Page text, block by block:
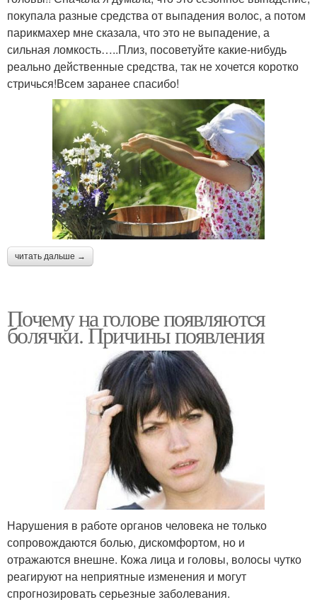
покупала разные средства от выпадения волос, а потом
парикмахер мне сказала, что это не выпадение, а
сильная ломкость…..Плиз, посоветуйте какие-нибудь
реально действенные средства, так не хочется коротко
стричься!Всем заранее спасибо!
читать дальше →
Почему на голове появляются
болячки. Причины появления
Нарушения в работе органов человека не только
сопровождаются болью, дискомфортом, но и
отражаются внешне. Кожа лица и головы, волосы чутко
реагируют на неприятные изменения и могут
спрогнозировать серьезные заболевания.